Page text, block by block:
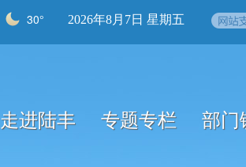
30° 2026年8月7日 星期五
走进陆丰 专题专栏 部门